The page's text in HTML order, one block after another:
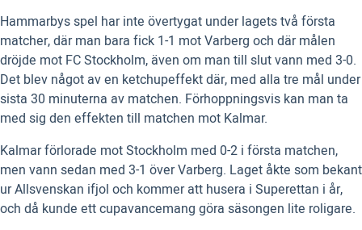
Hammarbys spel har inte övertygat under lagets två första
matcher, där man bara fick 1-1 mot Varberg och där målen
dröjde mot FC Stockholm, även om man till slut vann med 3-0.
Det blev något av en ketchupeffekt där, med alla tre mål under
sista 30 minuterna av matchen. Förhoppningsvis kan man ta
med sig den effekten till matchen mot Kalmar.
Kalmar förlorade mot Stockholm med 0-2 i första matchen,
men vann sedan med 3-1 över Varberg. Laget åkte som bekant
ur Allsvenskan ifjol och kommer att husera i Superettan i år,
och då kunde ett cupavancemang göra säsongen lite roligare.